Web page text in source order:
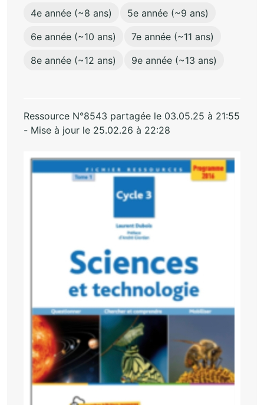
4e année (~8 ans)
5e année (~9 ans)
6e année (~10 ans)
7e année (~11 ans)
8e année (~12 ans)
9e année (~13 ans)
Ressource N°8543 partagée le 03.05.25 à 21:55
- Mise à jour le 25.02.26 à 22:28